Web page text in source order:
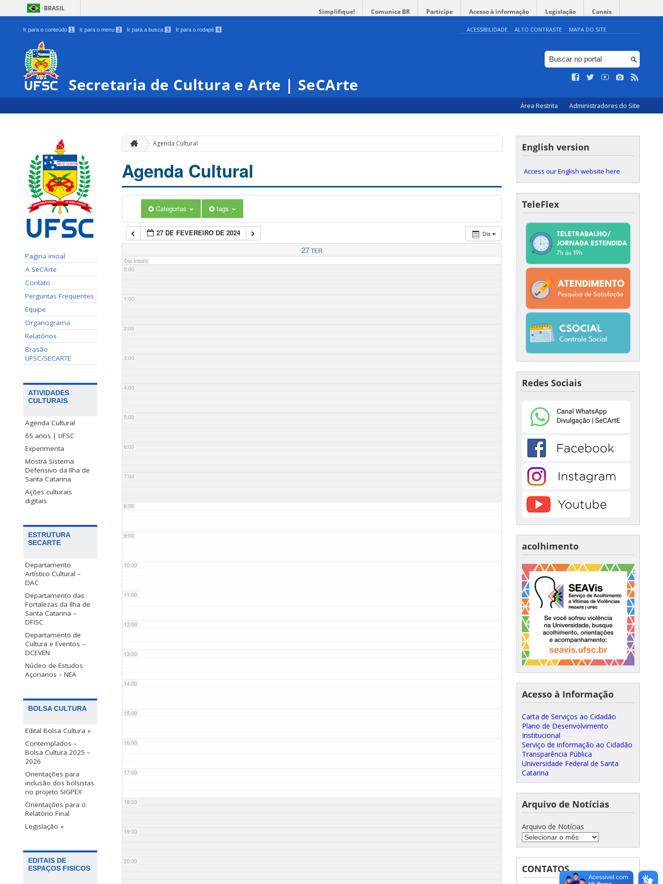
BRASIL Simplifique! Comunica BR Participe Acesso à informação Legislação Canais
Ir para o conteúdo 1 Ir para o menu 2 Ir para a busca 3 Ir para o rodapé 4 ACESSIBILIDADE ALTO CONTRASTE MAPA DO SITE
Secretaria de Cultura e Arte | SeCArte
Área Restrita Administradores do Site
Pagina inicial
A SeCArte
Contato
Perguntas Frequentes
Equipe
Organograma
Relatórios
Brasão
UFSC/SECARTE
ATIVIDADES
CULTURAIS
Agenda Cultural
65 anos | UFSC
Experimenta
Mostra Sistema
Defensivo da Ilha de
Santa Catarina
Ações culturais
digitais
ESTRUTURA
SECARTE
Departamento
Artístico Cultural –
DAC
Departamento das
Fortalezas da Ilha de
Santa Catarina –
DFISC
Departamento de
Cultura e Eventos –
DCEVEN
Núcleo de Estudos
Açorianos – NEA
BOLSA CULTURA
Edital Bolsa Cultura »
Contemplados –
Bolsa Cultura 2025 –
2026
Orientações para
inclusão dos bolsistas
no projeto SIGPEX
Orientações para o
Relatório Final
Legislação »
EDITAIS DE
ESPAÇOS FISICOS
Agenda Cultural
Agenda Cultural
Categorias tags
Dia
27 DE FEVEREIRO DE 2024
27 TER
Dia inteiro
0:00
1:00
2:00
3:00
4:00
5:00
6:00
7:00
8:00
9:00
10:00
11:00
12:00
13:00
14:00
15:00
16:00
17:00
18:00
19:00
20:00
English version
Access our English website here
TeleFlex
Redes Sociais
acolhimento
Acesso à Informação
Carta de Serviços ao Cidadão
Plano de Desenvolvimento
Institucional
Serviço de informação ao Cidadão
Transparência Pública
Universidade Federal de Santa
Catarina
Arquivo de Notícias
Arquivo de Notícias
CONTATOS